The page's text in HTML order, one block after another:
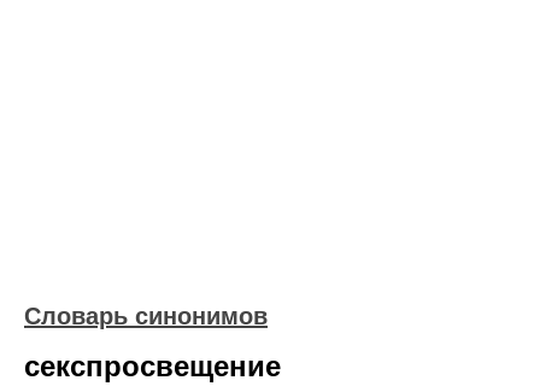
Словарь синонимов
секспросвещение